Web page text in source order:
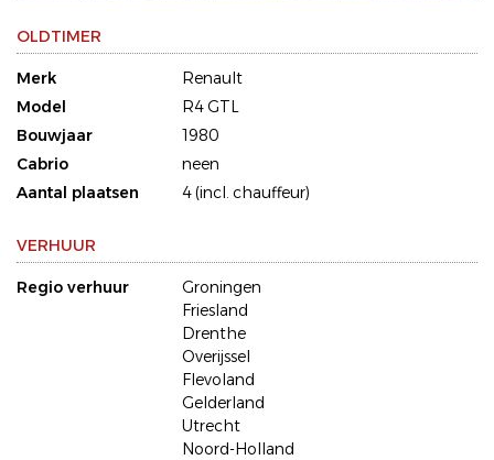
OLDTIMER
Merk
Renault
Model
R4 GTL
Bouwjaar
1980
Cabrio
neen
Aantal plaatsen
4 (incl. chauffeur)
VERHUUR
Regio verhuur
Groningen
Friesland
Drenthe
Overijssel
Flevoland
Gelderland
Utrecht
Noord-Holland